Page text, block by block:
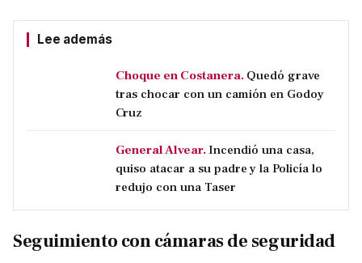
Lee además
Choque en Costanera. Quedó grave
tras chocar con un camión en Godoy
Cruz
General Alvear. Incendió una casa,
quiso atacar a su padre y la Policía lo
redujo con una Taser
Seguimiento con cámaras de seguridad